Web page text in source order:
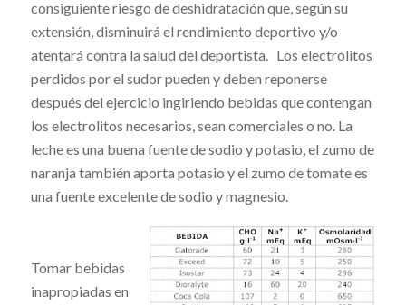
consiguiente riesgo de deshidratación que, según su
extensión, disminuirá el rendimiento deportivo y/o
atentará contra la salud del deportista. Los electrolitos
perdidos por el sudor pueden y deben reponerse
después del ejercicio ingiriendo bebidas que contengan
los electrolitos necesarios, sean comerciales o no. La
leche es una buena fuente de sodio y potasio, el zumo de
naranja también aporta potasio y el zumo de tomate es
una fuente excelente de sodio y magnesio.
Tomar bebidas
inapropiadas en